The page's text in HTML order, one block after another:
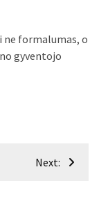
formalumas, o
gyventojo
Next: